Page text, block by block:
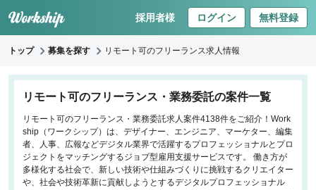
採用者様 ログイン 無料登録
トップ 募集を探す リモート可のフリーランス求人情報
リモート可のフリーランス・業務委託の案件一覧
リモート可のフリーランス・業務委託求人案件4138件をご紹介！Work
ship（ワークシップ）は、デザイナー、エンジニア、マーケター、編集
者、人事、広報などデジタル業界で活躍するプロフェッショナルとプロ
ジェクトをマッチングするジョブ型雇用支援サービスです。 働き方が
多様化する社会で、新しい技術や仕組みづくりに挑戦するクリエイター
や、社会や技術革新に貢献しようとするデジタルプロフェッショナル
キーワードで探す
職種
フロントエンドエンジニア
バックエンドエンジニア